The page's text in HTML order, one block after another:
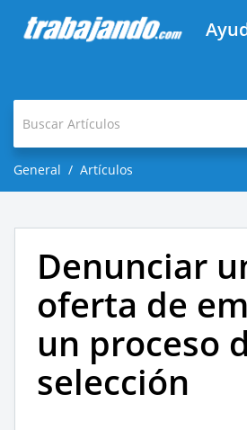
General Artículos
Denunciar
oferta de
un proceso
selección